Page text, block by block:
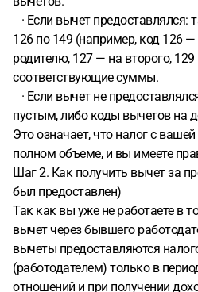
· Если вычет предоставлялся:
126 по 149 (например, код 126 —
родителю, 127 — на второго,
соответствующие суммы.
· Если вычет не
пустым, либо коды вычетов на
Это означает, что налог с
полном объеме, и вы имеете
Шаг 2. Как получить вычет за
был предоставлен)
Так как вы уже не работаете в
вычет через бывшего
вычеты предоставляются
(работодателем) только в
отношений и при получении